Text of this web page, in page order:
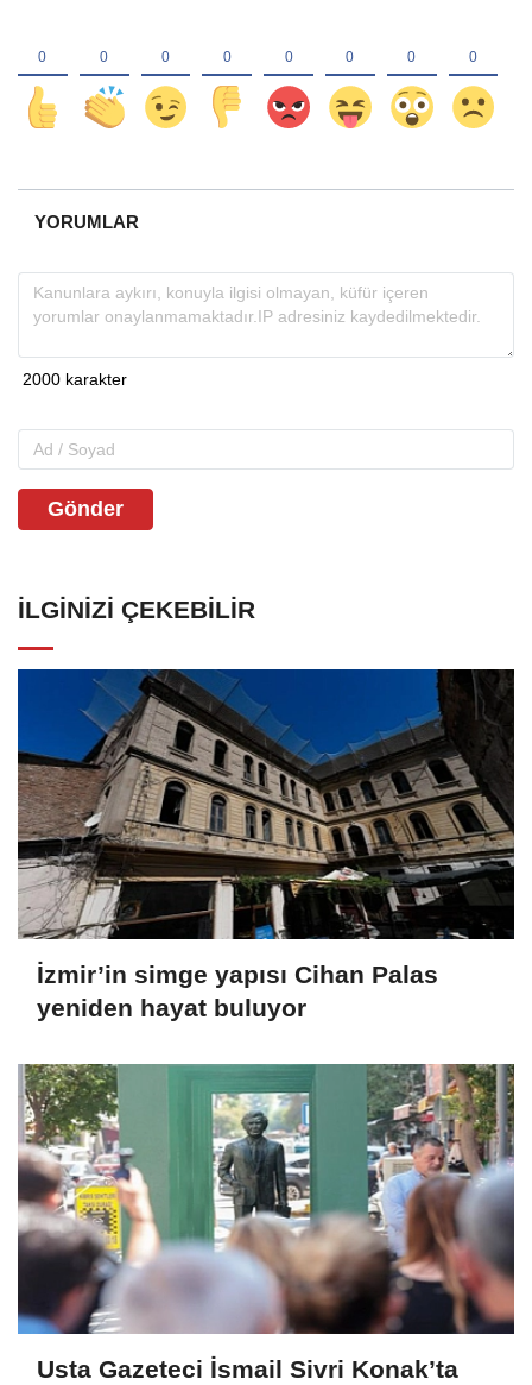
YORUMLAR
Gönder
İLGINIZI ÇEKEBILIR
İzmir’in simge yapısı Cihan Palas
yeniden hayat buluyor
Usta Gazeteci İsmail Sivri Konak’ta